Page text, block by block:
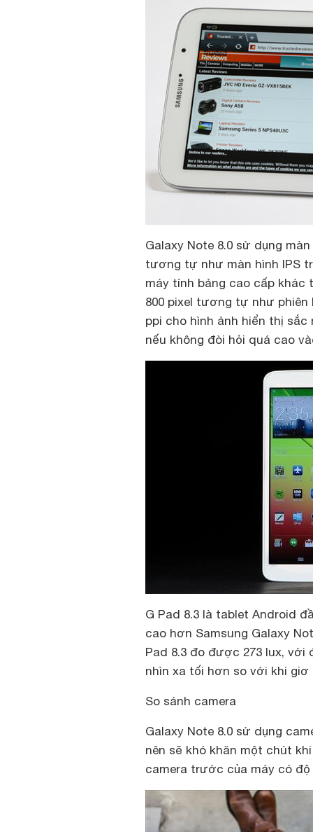
Galaxy Note 8.0 sử dụng
tương tự như màn hình IPS
máy tính bảng cao cấp khác
800 pixel tương tự như phiên
ppi cho hình ảnh hiển thị
nếu không đòi hỏi quá cao
G Pad 8.3 là tablet Android
cao hơn Samsung Galaxy
Pad 8.3 đo được 273 lux, với
nhìn xa tối hơn so với khi giơ
So sánh camera
Galaxy Note 8.0 sử dụng
nên sẽ khó khăn một chút
camera trước của máy có độ